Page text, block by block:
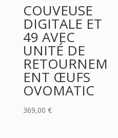
COUVEUSE
DIGITALE ET
49 AVEC
UNITÉ DE
RETOURNEM
ENT ŒUFS
OVOMATIC
369,00 €